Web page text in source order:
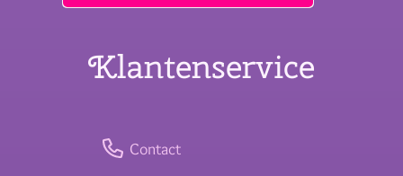
Klantenservice
Contact